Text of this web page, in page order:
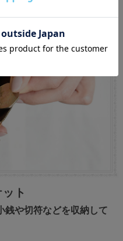
ト
銭や切符などを収納して